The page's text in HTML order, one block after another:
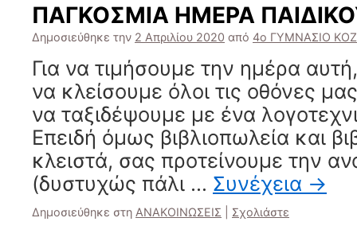
ΠΑΓΚΟΣΜΙΑ ΗΜΕΡΑ
Δημοσιεύθηκε την 2 Απριλίου 2020 από 4ο ΓΥΜΝΑΣΙΟ
Για να τιμήσουμε την ημέρα
να κλείσουμε όλοι τις οθόνες
να ταξιδέψουμε με ένα
Επειδή όμως βιβλιοπωλεία και
κλειστά, σας προτείνουμε την
(δυστυχώς πάλι … Συνέχεια →
Δημοσιεύθηκε στη ΑΝΑΚΟΙΝΩΣΕΙΣ Σχολιάστε